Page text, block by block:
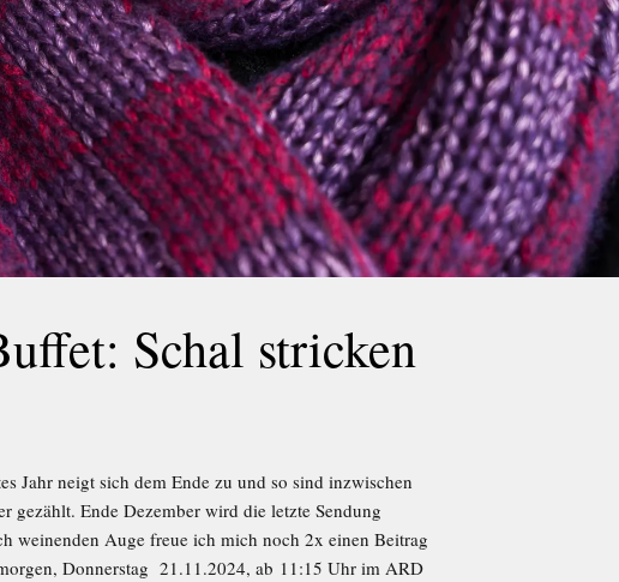
Schal stricken
Jahr neigt sich dem Ende zu und so sind inzwischen
gezählt. Ende Dezember wird die letzte Sendung
weinenden Auge freue ich mich noch 2x einen Beitrag
Donnerstag 21.11.2024, ab 11:15 Uhr im ARD